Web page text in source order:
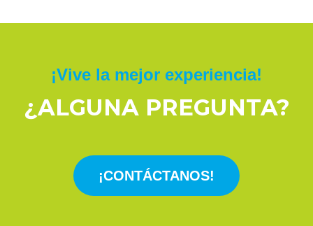
¡Vive la mejor experiencia!
¿ALGUNA PREGUNTA?
¡CONTÁCTANOS!